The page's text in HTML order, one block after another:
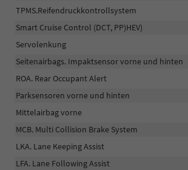
TPMS.Reifendruckkontrollsystem
Smart Cruise Control (DCT, PP)HEV)
Servolenkung
Seitenairbags. Impaktsensor vorne und hinten
ROA. Rear Occupant Alert
Parksensoren vorne und hinten
Mittelairbag vorne
MCB. Multi Collision Brake System
LKA. Lane Keeping Assist
LFA. Lane Following Assist